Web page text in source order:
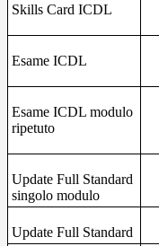
Skills Card ICDL
Esame ICDL
Esame ICDL modulo
ripetuto
Update Full Standard
singolo modulo
Update Full Standard